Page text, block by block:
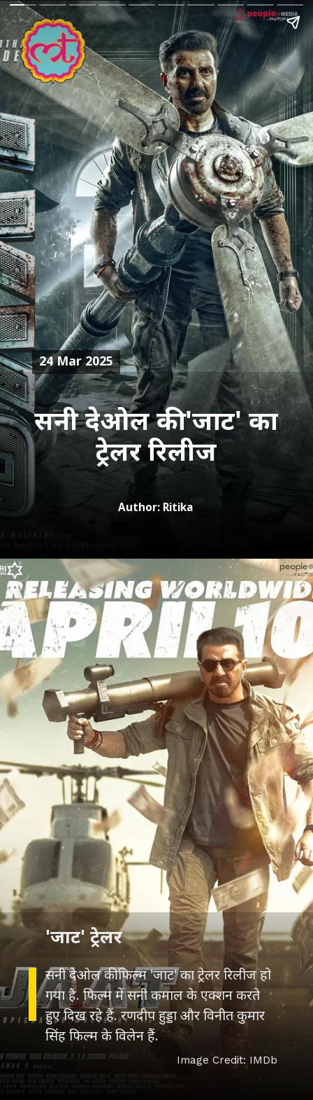
सनी देओल की 'जाट' का
24 Mar 2025
Author: Ritika
सनी देओल की फिल्म 'जाट' का ट्रेलर रिलीज हो
गया है. फिल्म में सनी कमाल के एक्शन करते
हुए दिख रहे हैं. रणदीप हुड्डा और विनीत कुमार
'जाट' ट्रेलर
Image Credit: IMDb